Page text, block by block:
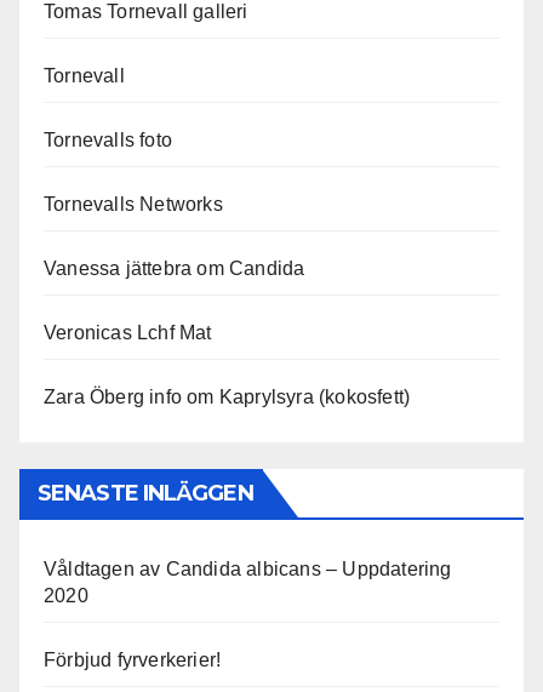
Tomas Tornevall galleri
Tornevall
Tornevalls foto
Tornevalls Networks
Vanessa jättebra om Candida
Veronicas Lchf Mat
Zara Öberg info om Kaprylsyra (kokosfett)
SENASTE INLÄGGEN
Våldtagen av Candida albicans – Uppdatering
2020
Förbjud fyrverkerier!